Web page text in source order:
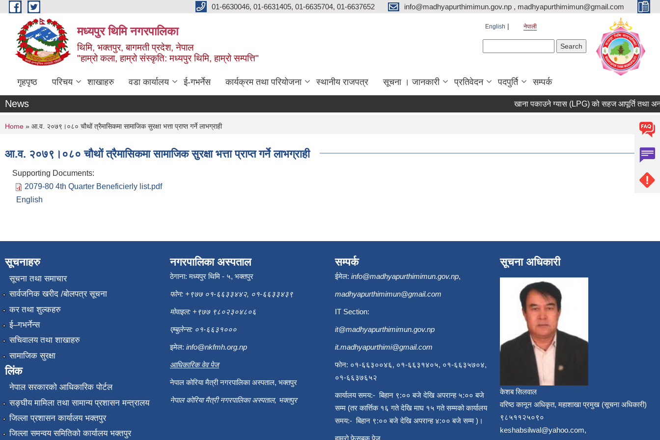
Skip to main content 01-6630046, 01-6631405, 01-6635704, 01-6637652 info@madhyapurthimimun.gov.np , madhyapurthimimun@gmail.com
मध्यपुर थिमि नगरपालिका
थिमि, भक्तपुर, बागमती प्रदेश, नेपाल
"हाम्रो कला, हाम्रो संस्कृति: मध्यपुर थिमि, हाम्रो सम्पत्ति"
English नेपाली
गृहपृष्ठ परिचय शाखाहरु वडा कार्यालय ई-गभर्नेस कार्यक्रम तथा परियोजना स्थानीय राजपत्र सूचना । जानकारी प्रतिवेदन पदपुर्ति सम्पर्क
News खाना पकाउने ग्यास (LPG) को सहज आपूर्ति तथा
You are here
Home » आ.व. २०७९।०८० चौथों त्रैमासिकमा सामाजिक सुरक्षा भत्ता प्राप्त गर्ने लाभग्राही
आ.व. २०७९।०८० चौथों त्रैमासिकमा सामाजिक सुरक्षा भत्ता प्राप्त गर्ने लाभग्राही
Supporting Documents:
2079-80 4th Quarter Beneficierly list.pdf
English
सूचनाहरु
सूचना तथा समाचार
सार्वजनिक खरीद /बोलपत्र सूचना
कर तथा शुल्कहरु
ई–गभर्नेन्स
सचिवालय तथा शाखाहरु
सामाजिक सुरक्षा
लिंक
नेपाल सरकारको आधिकारिक पोर्टल
सङ्‍घीय मामिला तथा सामान्य प्रशासन मन्त्रालय
जिल्ला प्रशासन कार्यालय भक्तपुर
जिल्ला समन्वय समितिको कार्यालय भक्तपुर
नगरपालिका अस्पताल
ठेगाना: मध्यपुर थिमि - ५, भक्तपुर
फोन: +९७७ ०१-६६३३४४२, ०१-६६३३४३९
मोवाइल: +९७७ ९८०२३०४८०६
एम्बुलेन्स: ०१-६६३१०००
इमेल: info@nkfmh.org.np
आधिकारिक वेव पेज
नेपाल कोरिया मैत्री नगरपालिका अस्पताल, भक्तपुर
नेपाल कोरिया मैत्री नगरपालिका अस्पताल, भक्तपुर
सम्पर्क
ईमेल: info@madhyapurthimimun.gov.np,
madhyapurthimimun@gmail.com
IT Section:
it@madhyapurthimimun.gov.np
it.madhyapurthimi@gmail.com
फोन: ०१-६६३००४६, ०१-६६३१४०५, ०१-६६३५७०४,
०१-६६३७६५२
कार्यालय समय:- बिहान ९:०० बजे देखि अपरान्ह ५:०० बजे
सम्म (तर कार्त्तिक १६ गते देखि माघ १५ गते सम्मको कार्यालय
समय:- बिहान ९:०० बजे देखि अपरान्ह ४:०० बजे सम्म )।
सूचना अधिकारी
केशब सिलवाल
वरिष्ठ कानून अधिकृत, महाशाखा प्रमुख (सूचना अधिकारी)
९८५११२५०९०
keshabsilwal@yahoo.com,